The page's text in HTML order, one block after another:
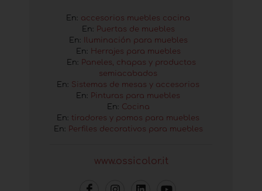
En: accesorios muebles cocina
En: Puertas de muebles
En:
Iluminación para muebles
En: Herrajes para muebles
En: Paneles, chapas y productos
semiacabados
En: Sistemas de mesas y accesorios
En: Pinturas para muebles
En: Cocina
En: tiradores y pomos para muebles
En: Perfiles decorativos para muebles
www.ossicolor.it